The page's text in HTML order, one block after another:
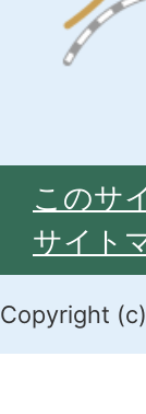
このサ
サイト
Copyright